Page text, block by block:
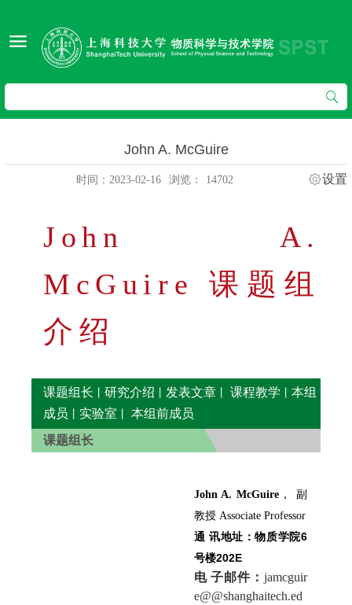
John A. McGuire
时间：2023-02-16 浏览： 14702 设置
John A.
McGuire 课题组
介绍
课题组长 研究介绍 发表文章 课程教学
本组
成员
实验室
本组前成员
课题组长
John A. McGuire， 副
教授 Associate Professor
通 讯地址：物质学院6
号楼202E
电 子邮件： jamcguir
e@@shanghaitech.ed